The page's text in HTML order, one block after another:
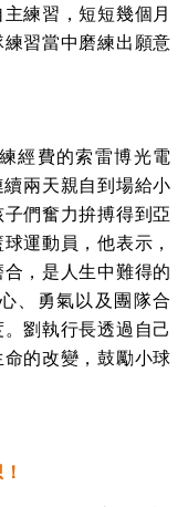
練習，短短幾個月
習當中磨練出願意
經費的索雷博光電
兩天親自到場給小
們奮力拚搏得到亞
運動員，他表示，
，是人生中難得的
、勇氣以及團隊合
劉執行長透過自己
的改變，鼓勵小球